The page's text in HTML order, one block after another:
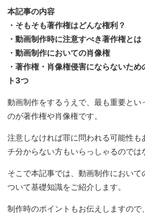
本記事の内容
・そもそも著作権はどんな権利？
・動画制作時に注意すべき著作権とは
・動画制作においての肖像権
・著作権・肖像権侵害にならないた
ト3つ
動画制作をするうえで、最も重要とい
のが著作権や肖像権です。
注意しなければ罪に問われる可能性も
チ分からない方もいらっしゃるのでは
そこで本記事では、動画制作において
ついて基礎知識をご紹介します。
制作時のポイントもお伝えしますので